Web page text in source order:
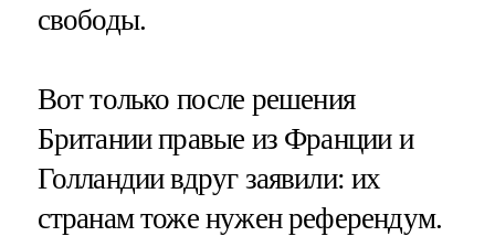
свободы.
Вот только после решения
Британии правые из Франции и
Голландии вдруг заявили: их
странам тоже нужен референдум.